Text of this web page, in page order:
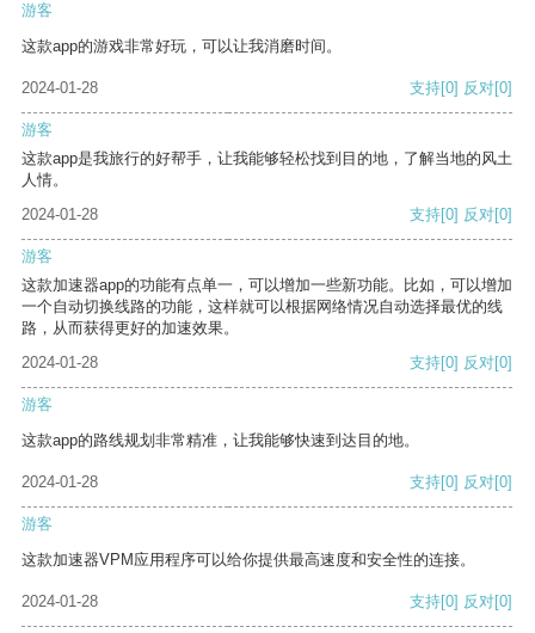
游客
这款app的游戏非常好玩，可以让我消磨时间。
2024-01-28 支持[0] 反对[0]
游客
这款app是我旅行的好帮手，让我能够轻松找到目的地，了解当地的风土
人情。
2024-01-28
支持[0] 反对[0]
游客
这款加速器app的功能有点单一，可以增加一些新功能。比如，可以增加
一个自动切换线路的功能，这样就可以根据网络情况自动选择最优的线
路，从而获得更好的加速效果。
2024-01-28
支持[0] 反对[0]
游客
这款app的路线规划非常精准，让我能够快速到达目的地。
2024-01-28 支持[0] 反对[0]
游客
这款加速器VPM应用程序可以给你提供最高速度和安全性的连接。
2024-01-28 支持[0] 反对[0]